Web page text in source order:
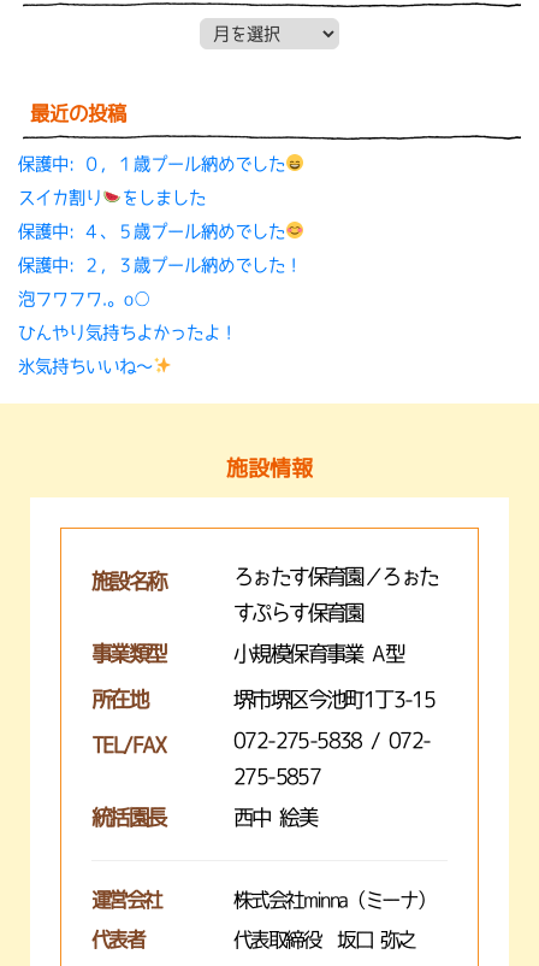
最近の投稿
保護中: ０，１歳プール納めでした
スイカ割り
をしました
保護中: ４、５歳プール納めでした
保護中: ２，３歳プール納めでした！
泡フワフワ.。o○
ひんやり気持ちよかったよ！
氷気持ちいいね〜
施設情報
施設名称
ろぉたす保育園／ろぉた
すぷらす保育園
事業類型
小規模保育事業 A型
所在地 堺市堺区今池町1丁3-15
TEL/FAX
072-275-5838 / 072-
275-5857
統括園長
西中 絵美
運営会社 株式会社minna（ミーナ）
代表者 代表取締役 坂口 弥之